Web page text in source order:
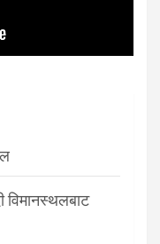
विमानस्थलबाट